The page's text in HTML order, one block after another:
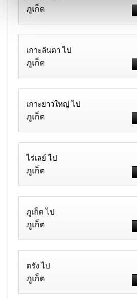
ภูเก็ต
เกาะลันตา ไป
ภูเก็ต
เกาะยาวใหญ่ ไป
ภูเก็ต
ไร่เลย์ ไป
ภูเก็ต
ภูเก็ต ไป
ภูเก็ต
ตรัง ไป
ภูเก็ต